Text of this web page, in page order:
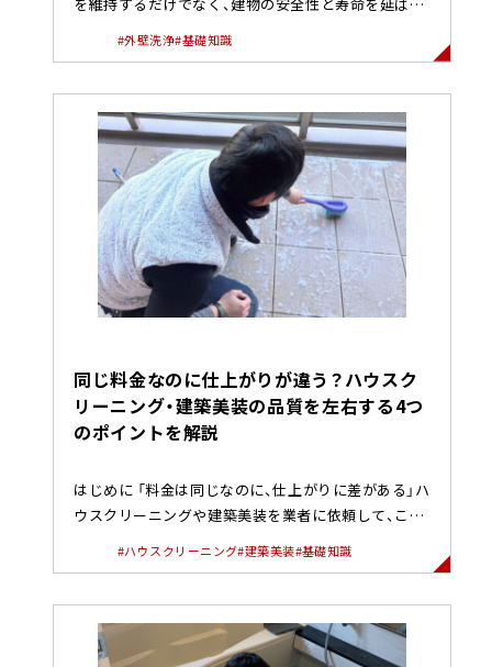
ために非常に重要な工程...
#外壁洗浄#基礎知識
同じ料金なのに仕上がりが違う？ハウスク
リーニング・建築美装の品質を左右する4つ
のポイントを解説
はじめに 「料金は同じなのに、仕上がりに差がある」ハ
ウスクリーニングや建築美装を業者に依頼して、この
#ハウスクリーニング#建築美装#基礎知識